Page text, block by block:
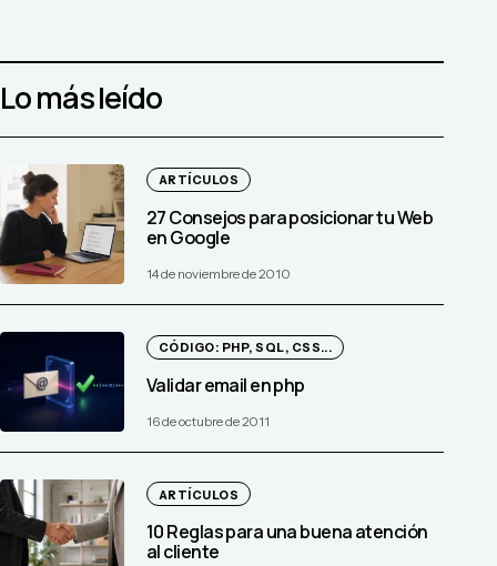
Lo más leído
ARTÍCULOS
27 Consejos para posicionar tu Web
en Google
14 de noviembre de 2010
CÓDIGO: PHP, SQL, CSS...
Validar email en php
16 de octubre de 2011
ARTÍCULOS
10 Reglas para una buena atención
al cliente